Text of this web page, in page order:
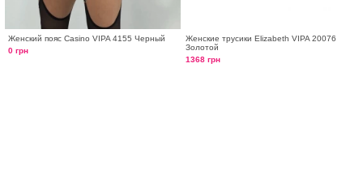
Женский пояс Casino VIPA 4155 Черный
0 грн
Женские трусики Elizabeth VIPA 20076
Золотой
1368 грн